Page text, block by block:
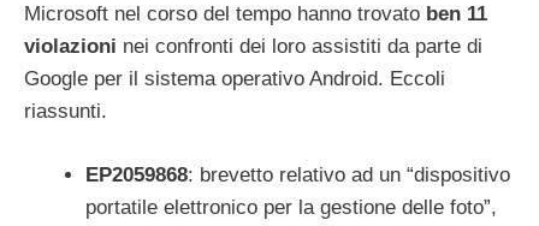
Microsoft nel corso del tempo hanno trovato ben 11
violazioni nei confronti dei loro assistiti da parte di
Google per il sistema operativo Android. Eccoli
riassunti.
EP2059868: brevetto relativo ad un “dispositivo
portatile elettronico per la gestione delle foto”,